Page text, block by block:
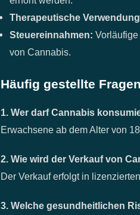
Therapeutische
Steuereinnahmen:
von Cannabis.
Häufig gestellte Fragen
1. Wer darf Cannabis
Erwachsene ab dem Alter von
2. Wie wird der Verkauf von
Der Verkauf erfolgt in
3. Welche gesundheitlichen